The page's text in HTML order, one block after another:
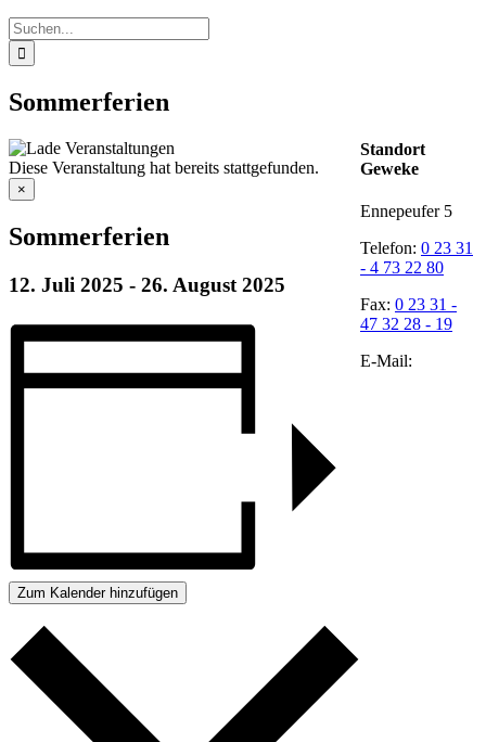
Suche
nach:
Sommerferien
Diese Veranstaltung hat bereits stattgefunden.
×
Sommerferien
12. Juli 2025 - 26. August 2025
Zum Kalender hinzufügen
Standort
Geweke
Ennepeufer 5
Telefon: 0 23 31
- 4 73 22 80
Fax: 0 23 31 -
47 32 28 - 19
E-Mail: